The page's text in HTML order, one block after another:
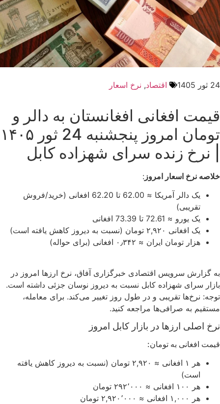
24 ثور 1405 اقتصاد, نرخ اسعار
قیمت افغانی افغانستان به دالر و
تومان امروز پنجشنبه 24 ثور ۱۴۰۵
| نرخ زنده سرای شهزاده کابل
خلاصه نرخ اسعار امروز :
یک دالر آمریکا ≈ 62.00 تا 62.20 افغانی (خرید/فروش
تقریبی)
یک یورو ≈ 72.61 تا 73.39 افغانی
یک افغانی ۲,۹۲۰ تومان (نسبت به دیروز کاهش یافته است)
هزار تومان ایران ≈ ۰٫۳۴۲ افغانی (برای حواله)
به گزارش سرویس اقتصادی خبرگزاری آفاق، نرخ ارزها امروز در
بازار سرای شهزاده کابل نسبت به دیروز نوسان جزئی داشته است.
توجه: نرخ‌ها تقریبی و در طول روز تغییر می‌کند. برای معامله،
مستقیم به صرافی‌ها مراجعه کنید.
نرخ اصلی ارزها در بازار کابل امروز
قیمت افغانی به تومان:
هر ۱ افغانی ≈ ۲,۹۲۰ تومان (نسبت به دیروز کاهش یافته
است)
هر ۱۰۰ افغانی ≈ ۲۹۲٬۰۰۰ تومان
هر ۱,۰۰۰ افغانی ≈ ۲,۹۲۰٬۰۰۰ تومان